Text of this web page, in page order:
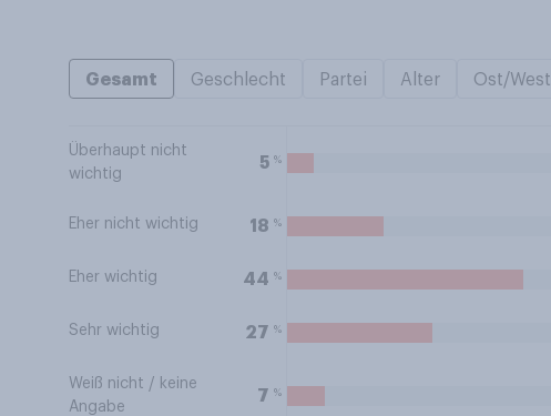
Gesamt Geschlecht Partei Alter Ost/West
Überhaupt nicht
wichtig
5 %
Eher nicht wichtig 18 %
Eher wichtig 44 %
Sehr wichtig 27 %
Weiß nicht / keine
Angabe
7 %